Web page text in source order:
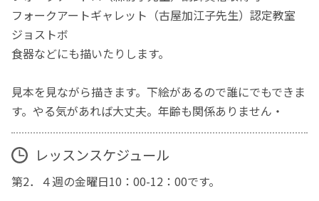
フォークアートギャレット（古屋加江子先生）認定教室
ジョストボ
食器などにも描いたりします。
見本を見ながら描きます。下絵があるので誰にでもできま
す。やる気があれば大丈夫。年齢も関係ありません・
レッスンスケジュール
第2．４週の金曜日10：00-12：00です。